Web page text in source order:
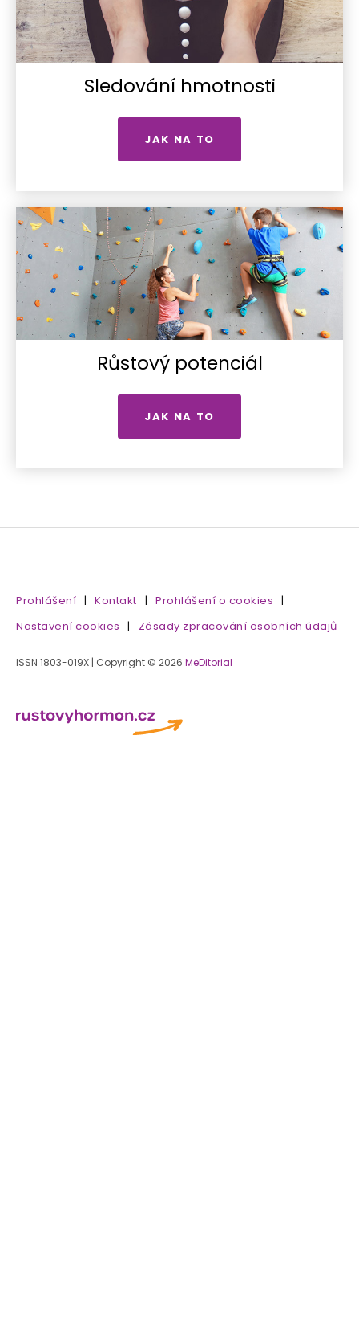
Sledování hmotnosti
JAK NA TO
Růstový potenciál
JAK NA TO
Prohlášení | Kontakt | Prohlášení o cookies
|
Nastavení cookies
| Zásady zpracování osobních údajů
ISSN 1803-019X | Copyright © 2026 MeDitorial